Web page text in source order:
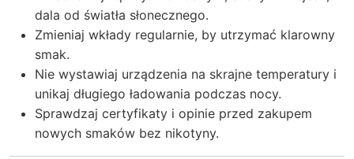
dala od światła słonecznego.
Zmieniaj wkłady regularnie, by utrzymać klarowny
smak.
Nie wystawiaj urządzenia na skrajne temperatury i
unikaj długiego ładowania podczas nocy.
Sprawdzaj certyfikaty i opinie przed zakupem
nowych smaków bez nikotyny.